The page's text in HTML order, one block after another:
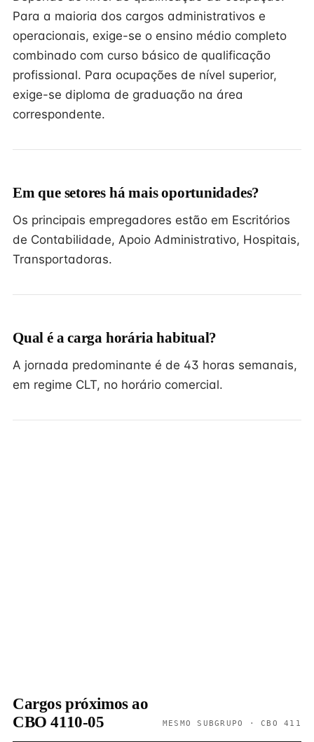
Para a maioria dos cargos administrativos e
operacionais, exige-se o ensino médio completo
combinado com curso básico de qualificação
profissional. Para ocupações de nível superior,
exige-se diploma de graduação na área
correspondente.
Em que setores há mais oportunidades?
Os principais empregadores estão em Escritórios
de Contabilidade, Apoio Administrativo, Hospitais,
Transportadoras.
Qual é a carga horária habitual?
A jornada predominante é de 43 horas semanais,
em regime CLT, no horário comercial.
Cargos próximos ao
CBO 4110-05
MESMO SUBGRUPO · CBO 411